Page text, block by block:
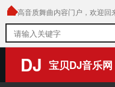
高音质舞曲内容门户，欢迎回
索
DJ 宝贝DJ音乐网